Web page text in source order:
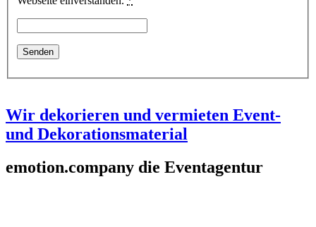
Wir dekorieren und vermieten Event-
und Dekorationsmaterial
emotion.company die Eventagentur